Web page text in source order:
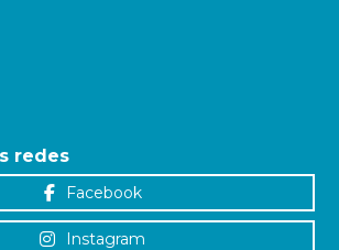
redes
Facebook
Instagram